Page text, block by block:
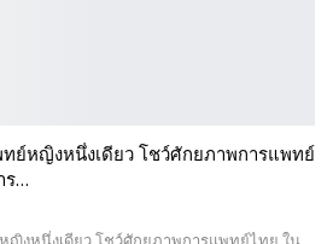
ย์หญิงหนึ่งเดียว โชว์ศักยภาพการแพทย์
ร…